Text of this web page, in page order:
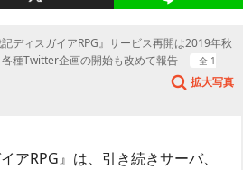
記ディスガイアRPG』サービス再開は2019年秋
種Twitter企画の開始も改めて報告
全 1
拡大写真
アRPG』は、引き続きサーバ、